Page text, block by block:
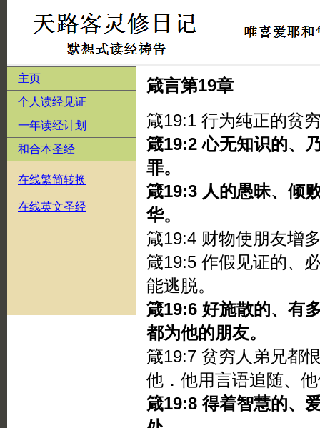
主页
个人读经见证
一年读经计划
和合本圣经
在线繁简转换
在线英文圣经
箴言第19章
箴19:1 行为纯正的贫
箴19:2 心无知识的、
罪。
箴19:3 人的愚昧、倾
华。
箴19:4 财物使朋友增
箴19:5 作假见证的、
能逃脱。
箴19:6 好施散的、有
都为他的朋友。
箴19:7 贫穷人弟兄都
他．他用言语追随、
箴19:8 得着智慧的、